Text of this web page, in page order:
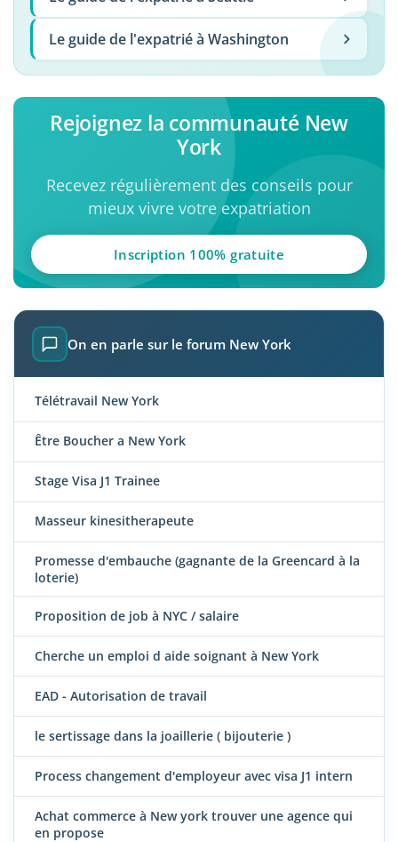
Le guide de l'expatrié à Washington
Rejoignez la communauté New
York
Recevez régulièrement des conseils pour
mieux vivre votre expatriation
Inscription 100% gratuite
On en parle sur le forum New York
Télétravail New York
Être Boucher a New York
Stage Visa J1 Trainee
Masseur kinesitherapeute
Promesse d'embauche (gagnante de la Greencard à la
loterie)
Proposition de job à NYC / salaire
Cherche un emploi d aide soignant à New York
EAD - Autorisation de travail
le sertissage dans la joaillerie ( bijouterie )
Process changement d'employeur avec visa J1 intern
Achat commerce à New york trouver une agence qui
en propose